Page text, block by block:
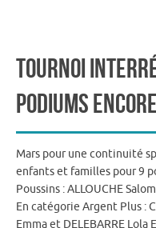
Tournoi
podiums
Mars pour une continuité
enfants et familles pour 9
Poussins : ALLOUCHE
En catégorie Argent Plus :
Emma et DELEBARRE Lola